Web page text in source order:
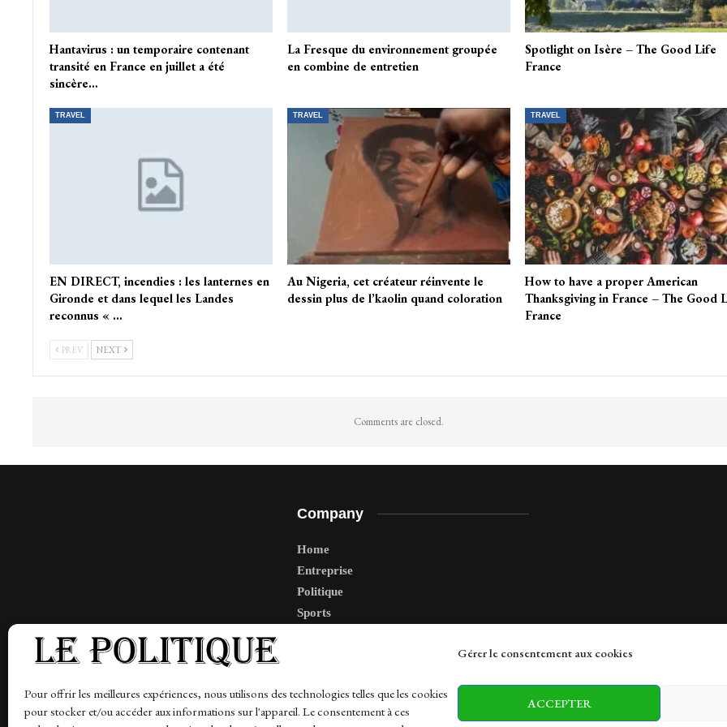
Gérer le consentement aux cookies
Pour offrir les meilleures expériences, nous utilisons des technologies telles que les cookies
pour stocker et/ou accéder aux informations sur l'appareil. Le consentement à ces
ACCEPTER
Hantavirus : un temporaire contenant
transité en France en juillet a été
sincère…
La Fresque du environnement groupée
en combine de entretien
Spotlight on Isère – The Good Life
France
TRAVEL
EN DIRECT, incendies : les lanternes en
Gironde et dans lequel les Landes
reconnus « …
TRAVEL
Au Nigeria, cet créateur réinvente le
dessin plus de l’kaolin quand coloration
TRAVEL
How to have a proper American
Thanksgiving in France – The Good
France
PREV NEXT
Comments are closed.
Company
Home
Entreprise
Politique
Sports